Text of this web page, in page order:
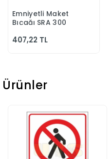
Sepete Ekle
Emniyetli Maket
Bıçağı SRA 300
407,22 TL
Ürünler